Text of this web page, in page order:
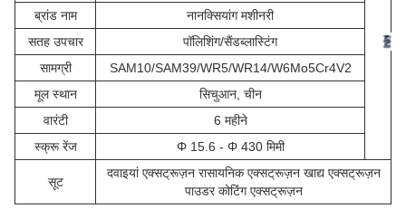
ब्रांड नाम
नानक्सियांग मशीनरी
सतह उपचार
पॉलिशिंग/सैंडब्लास्टिंग
सामग्री
SAM10/SAM39/WR5/WR14/W6Mo5Cr4V2
मूल स्थान
सिचुआन, चीन
वारंटी
6 महीने
स्क्रू रेंज
Φ 15.6 - Φ 430 मिमी
सूट
दवाइयां एक्सट्रूज़न रासायनिक एक्सट्रूज़न खाद्य एक्सट्रूज़न
पाउडर कोटिंग एक्सट्रूज़न